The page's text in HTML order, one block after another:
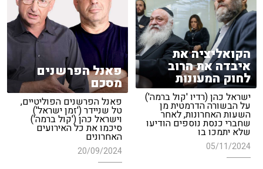
הקואליציה את
איבדה את הרוב
לחוק המעונות
ישראל כהן (רדיו 'קול ברמה')
על הבשורה הדרמטית מן
השעות האחרונות, לאחר
שחברי כנסת נוספים הודיעו
שלא יתמכו בו
05/11/2024
פאנל הפרשנים
מסכם
פאנל הפרשנים הפוליטיים,
טל שניידר ('זמן ישראל')
וישראל כהן ('קול ברמה')
סיכמו את כל האירועים
האחרונים
20/09/2024